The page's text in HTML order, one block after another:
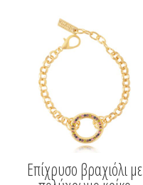
Επίχρυσο βραχιόλι με